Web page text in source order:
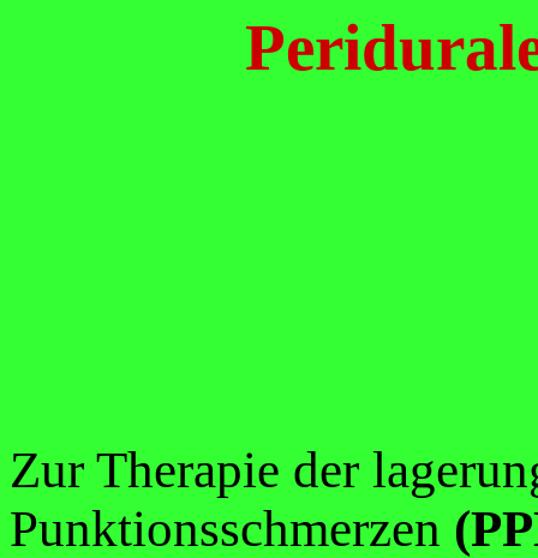
Zur Therapie der
Punktionsschmerzen